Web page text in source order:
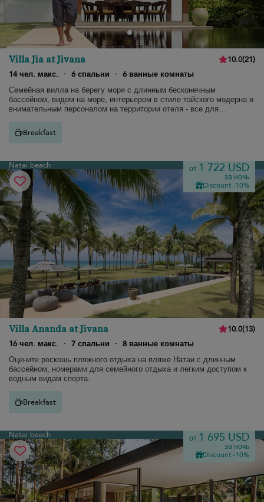
Villa Jia at Jivana 10.0(21)
14 чел. макс.
· 6 спальни · 6 ванные комнаты
Семейная вилла на берегу моря с длинным бесконечным
бассейном, видом на море, интерьером в стиле тайского модерна и
внимательным персоналом на территории отеля - все для
Breakfast
Natai beach от 1 722 USD
за ночь
Discount -10%
Villa Ananda at Jivana 10.0(13)
16 чел. макс.
· 7 спальни · 8 ванные комнаты
Оцените роскошь пляжного отдыха на пляже Натаи с длинным
бассейном, номерами для семейного отдыха и легким доступом к
водным видам спорта.
Breakfast
Natai beach от 1 695 USD
за ночь
Discount -10%